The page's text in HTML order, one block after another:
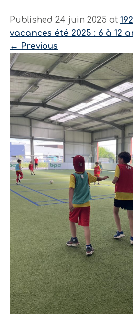
Published 24 juin 2025 at
vacances été 2025 : 6 à 12
← Previous